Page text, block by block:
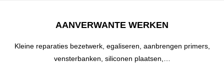
AANVERWANTE WERKEN
Kleine reparaties bezetwerk, egaliseren, aanbrengen primers,
vensterbanken, siliconen plaatsen,…